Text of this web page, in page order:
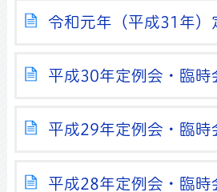
令和元年（平成31年）
平成30年定例会・臨時
平成29年定例会・臨時
平成28年定例会・臨時